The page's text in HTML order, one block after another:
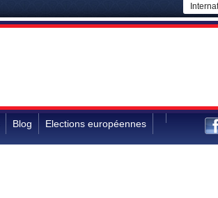
Blog Elections européennes